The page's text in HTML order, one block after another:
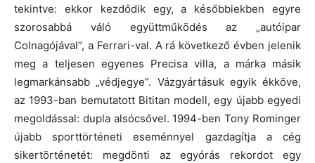
tekintve: ekkor kezdődik egy, a későbbiekben egyre
szorosabbá váló együttműködés az „autóipar
Colnagójával”, a Ferrari-val. A rá következő évben jelenik
meg a teljesen egyenes Precisa villa, a márka másik
legmarkánsabb „védjegye”. Vázgyártásuk egyik ékköve,
az 1993-ban bemutatott Bititan modell, egy újabb egyedi
megoldással: dupla alsócsővel. 1994-ben Tony Rominger
újabb sporttörténeti eseménnyel gazdagítja a cég
sikertörténetét: megdönti az egyórás rekordot egy